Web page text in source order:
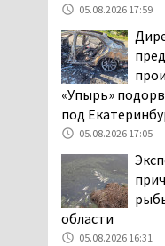
05.08.2026 17:59
«Упырь»
под
05.08.2026 17:05
области
05.08.2026 16:31